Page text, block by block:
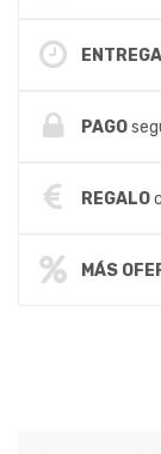
PAGO
REGALO
MÁS